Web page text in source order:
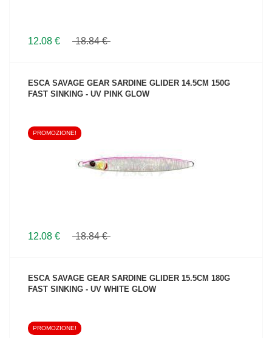
12.08 € 18.84 €
ESCA SAVAGE GEAR SARDINE GLIDER 14.5CM 150G
FAST SINKING - UV PINK GLOW
PROMOZIONE!
12.08 € 18.84 €
ESCA SAVAGE GEAR SARDINE GLIDER 15.5CM 180G
FAST SINKING - UV WHITE GLOW
PROMOZIONE!